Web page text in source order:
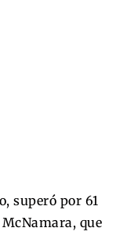
superó por 61
que